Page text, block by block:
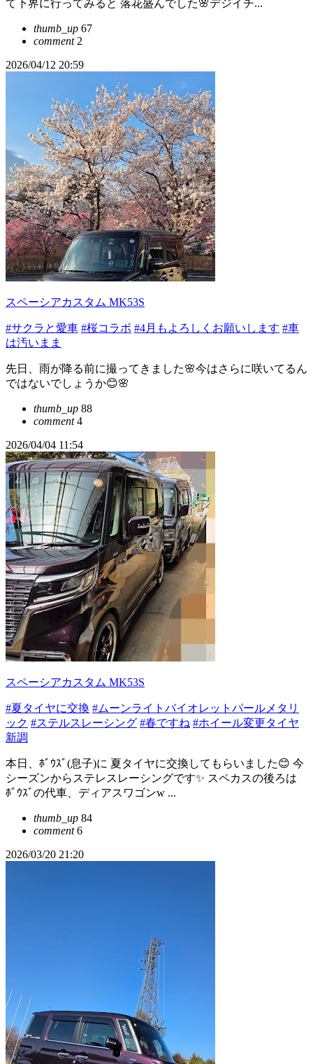
て下界に行ってみると 落花盛んでした🌸デジイチ...
thumb_up 67
comment2
2026/04/12 20:59
スペーシアカスタム MK53S
#サクラと愛車 #桜コラボ #4月もよろしくお願いします #車
は汚いまま
先日、雨が降る前に撮ってきました🌸今はさらに咲いてるん
ではないでしょうか😊🌸
thumb_up 88
comment4
2026/04/04 11:54
スペーシアカスタム MK53S
#夏タイヤに交換 #ムーンライトバイオレットパールメタリ
ック #ステルスレーシング #春ですね #ホイール変更タイヤ
新調
本日、ﾎﾞｳｽﾞ(息子)に 夏タイヤに交換してもらいました😊 今
シーズンからステレスレーシングです✨ スペカスの後ろは
ﾎﾞｳｽﾞの代車、ディアスワゴンw ...
thumb_up 84
comment6
2026/03/20 21:20